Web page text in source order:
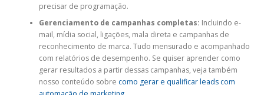
precisar de programação.
Gerenciamento de campanhas completas: Incluindo e-
mail, mídia social, ligações, mala direta e campanhas de
reconhecimento de marca. Tudo mensurado e acompanhado
com relatórios de desempenho. Se quiser aprender como
gerar resultados a partir dessas campanhas, veja também
nosso conteúdo sobre como gerar e qualificar leads com